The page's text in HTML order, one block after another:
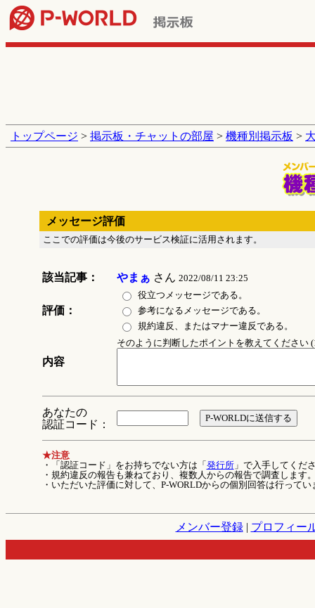
トップページ > 掲示板・チャットの部屋 > 機種別掲示板 >
メッセージ評価
ここでの評価は今後のサービス検証に活用されます。
該当記事： やまぁ さん 2022/08/11 23:25
評価：
役立つメッセージである。
参考になるメッセージである。
規約違反、またはマナー違反である。
内容
そのように判断したポイントを教えてください
あなたの
認証コード：
★注意
・「認証コード」をお持ちでない方は「 発行所」で入手してくだ
・規約違反の報告も兼ねており、複数人からの報告で調査します
・いただいた評価に対して、P-WORLDからの個別回答は行ってい
メンバー登録| プロフィー